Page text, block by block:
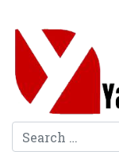
Search